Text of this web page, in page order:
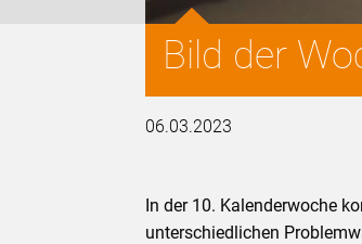
Bild der
06.03.2023
In der 10. Kalenderwoche
unterschiedlichen